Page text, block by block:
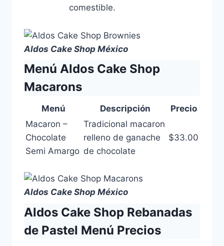
comestible.
Aldos Cake Shop México
Menú Aldos Cake Shop
Macarons
Menú Descripción
Precio
Macaron –
Chocolate
Semi Amargo
Tradicional macaron
relleno de ganache
de chocolate
$33.00
Aldos Cake Shop México
Aldos Cake Shop Rebanadas
de Pastel Menú Precios